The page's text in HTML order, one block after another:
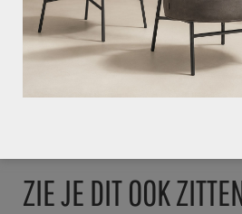
(normaalprijs €79,95)
Zolang de voorraad strekt,
ZIE JE DIT OOK